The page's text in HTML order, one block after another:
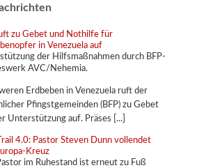
zu Gebet und Nothilfe für
in Venezuela auf
der Hilfsmaßnahmen durch BFP-
AVC/Nehemia.
Erdbeben in Venezuela ruft der
Pfingstgemeinden (BFP) zu Gebet
Unterstützung auf. Präses
4.0: Pastor Steven Dunn vollendet
Kreuz
im Ruhestand ist erneut zu Fuß